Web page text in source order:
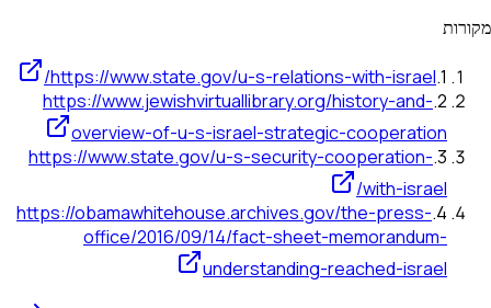
מקורות
1
.
https://www.state.gov/u-s-relations-with-israel/
2
.
https://www.jewishvirtuallibrary.org/history-and-
overview-of-u-s-israel-strategic-cooperation
3
.
https://www.state.gov/u-s-security-cooperation-
with-israel/
4
.
https://obamawhitehouse.archives.gov/the-press-
office/2016/09/14/fact-sheet-memorandum-
understanding-reached-israel